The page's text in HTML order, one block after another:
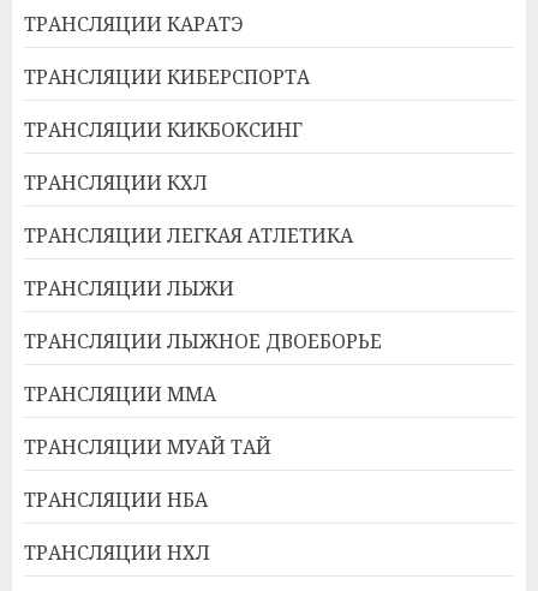
ТРАНСЛЯЦИИ КАРАТЭ
ТРАНСЛЯЦИИ КИБЕРСПОРТА
ТРАНСЛЯЦИИ КИКБОКСИНГ
ТРАНСЛЯЦИИ КХЛ
ТРАНСЛЯЦИИ ЛЕГКАЯ АТЛЕТИКА
ТРАНСЛЯЦИИ ЛЫЖИ
ТРАНСЛЯЦИИ ЛЫЖНОЕ ДВОЕБОРЬЕ
ТРАНСЛЯЦИИ ММА
ТРАНСЛЯЦИИ МУАЙ ТАЙ
ТРАНСЛЯЦИИ НБА
ТРАНСЛЯЦИИ НХЛ